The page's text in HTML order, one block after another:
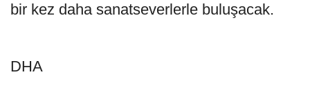
bir kez daha sanatseverlerle buluşacak.
DHA